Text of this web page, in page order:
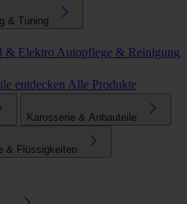
& Tuning
& Elektro Autopflege & Reinigung
entdecken Alle Produkte
Karosserie & Anbauteile
& Flüssigkeiten